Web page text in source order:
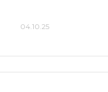
04.10.25